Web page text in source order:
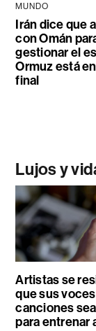
MUNDO
Irán dice que
con Omán
gestionar el
Ormuz está
final
Lujos y
Artistas se
que sus
canciones
para entrenar